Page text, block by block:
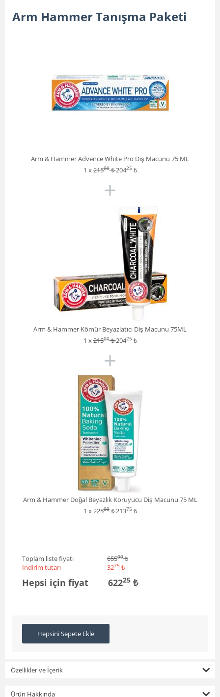
Arm Hammer Tanışma Paketi
Arm & Hammer Advence White Pro Diş Macunu 75 ML
1 x21500₺20425 ₺
+
Arm & Hammer Kömür Beyazlatıcı Diş Macunu 75ML
1 x21500₺20425 ₺
+
Arm & Hammer Doğal Beyazlık Koruyucu Diş Macunu 75 ML
1 x22500₺21375 ₺
Toplam liste fiyatı 65500₺
İndirim tutarı
3275 ₺
Hepsi için fiyat 62225 ₺
Hepsini Sepete Ekle
Özellikler ve İçerik
Ürün Hakkında